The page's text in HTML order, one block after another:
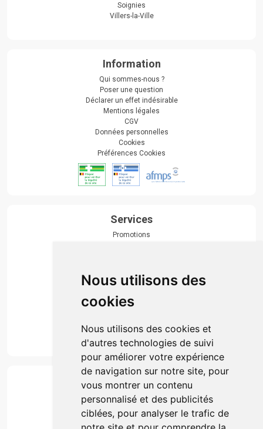
Nous utilisons des
cookies
Nous utilisons des cookies et
d'autres technologies de suivi
pour améliorer votre expérience
de navigation sur notre site, pour
vous montrer un contenu
personnalisé et des publicités
ciblées, pour analyser le trafic de
Soignies
Villers-la-Ville
Information
Qui sommes-nous ?
Poser une question
Déclarer un effet indésirable
Mentions légales
CGV
Données personnelles
Cookies
Préférences Cookies
Services
Promotions
Actualités & conseils
Événements
Marques
Suivez-nous
Paiement
Simple, rapide et 100% sécurisé